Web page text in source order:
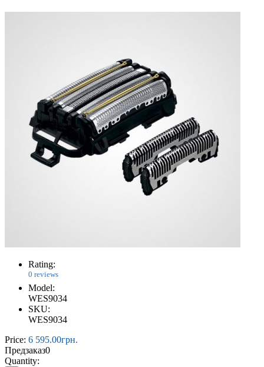
Rating:
0 reviews
Model:
WES9034
SKU:
WES9034
Price: 6 595.00грн.
Предзаказ0
Quantity: